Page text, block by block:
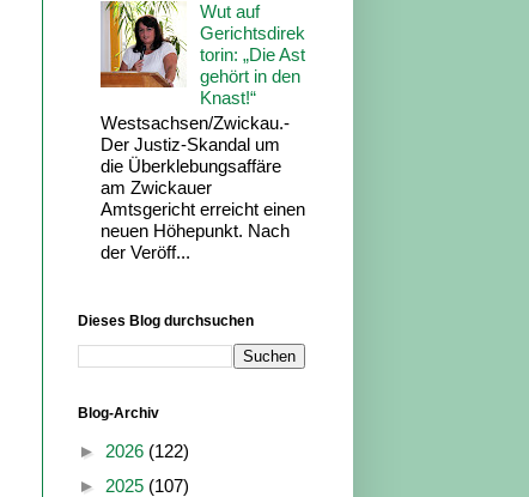
Wut auf
Gerichtsdirek
torin: „Die Ast
gehört in den
Knast!“
Westsachsen/Zwickau.-
Der Justiz-Skandal um
die Überklebungsaffäre
am Zwickauer
Amtsgericht erreicht einen
neuen Höhepunkt. Nach
der Veröff...
Dieses Blog durchsuchen
Blog-Archiv
► 2026 (122)
► 2025 (107)